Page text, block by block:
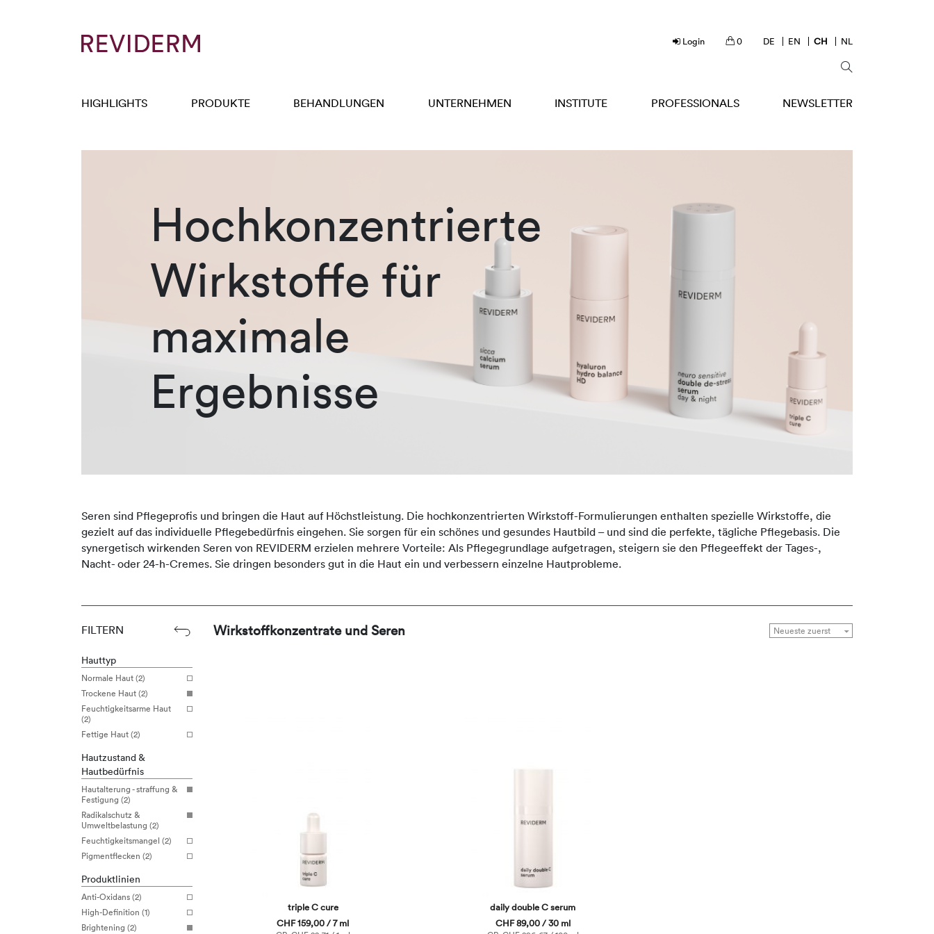
Login 0 DE EN CH NL
HIGHLIGHTS PRODUKTE BEHANDLUNGEN UNTERNEHMEN INSTITUTE PROFESSIONALS NEWSLETTER
Hochkonzentrierte
Wirkstoffe für
maximale
Ergebnisse
Seren sind Pflegeprofis und bringen die Haut auf Höchstleistung. Die hochkonzentrierten Wirkstoff-Formulierungen enthalten spezielle Wirkstoffe, die
gezielt auf das individuelle Pflegebedürfnis eingehen. Sie sorgen für ein schönes und gesundes Hautbild – und sind die perfekte, tägliche Pflegebasis. Die
synergetisch wirkenden Seren von REVIDERM erzielen mehrere Vorteile: Als Pflegegrundlage aufgetragen, steigern sie den Pflegeeffekt der Tages-,
Nacht- oder 24-h-Cremes. Sie dringen besonders gut in die Haut ein und verbessern einzelne Hautprobleme.
FILTERN
Hauttyp
Normale Haut (2)
Trockene Haut (2)
Feuchtigkeitsarme Haut
(2)
Fettige Haut (2)
Hautzustand &
Hautbedürfnis
Hautalterung - straffung &
Festigung (2)
Radikalschutz &
Umweltbelastung (2)
Feuchtigkeitsmangel (2)
Pigmentflecken (2)
Produktlinien
Anti-Oxidans (2)
High-Definition (1)
Brightening (2)
Wirkstoffkonzentrate und Seren
triple C cure
CHF 159,00 / 7 ml
daily double C serum
CHF 89,00 / 30 ml